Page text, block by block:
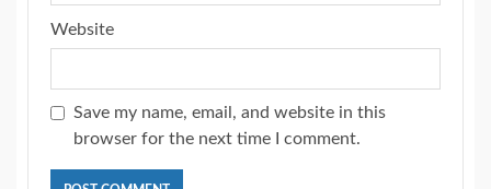
Website
Save my name, email, and website in this
browser for the next time I comment.